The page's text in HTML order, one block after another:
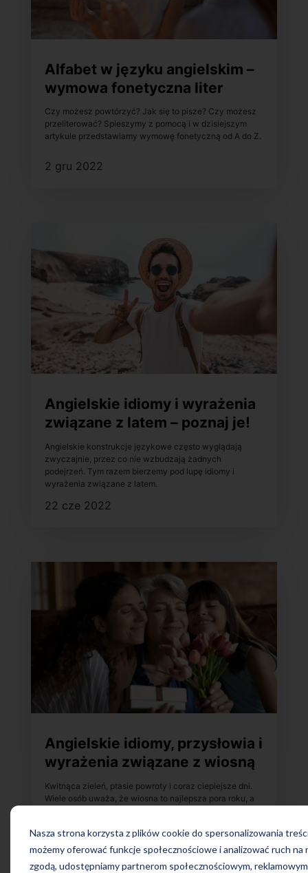
Nasza strona korzysta z plików cookie do spersonalizowania
możemy oferować funkcje społecznościowe i analizować ruch na
zgodą, udostępniamy partnerom społecznościowym,
Alfabet w języku angielskim –
wymowa fonetyczna liter
Czy możesz powtórzyć? Jak się to pisze? Czy możesz
przeliterować? Spieszymy z pomocą i w dzisiejszym
artykule przedstawiamy wymowę fonetyczną od A do Z.
2 gru 2022
Angielskie idiomy i wyrażenia
związane z latem – poznaj je!
Angielskie konstrukcje językowe często wyglądają
zwyczajnie, przez co nie wzbudzają żadnych
podejrzeń. Tym razem bierzemy pod lupę idiomy i
wyrażenia związane z latem.
22 cze 2022
Angielskie idiomy, przysłowia i
wyrażenia związane z wiosną
Kwitnąca zieleń, ptasie powroty i coraz cieplejsze dni.
Wiele osób uważa, że wiosna to najlepsza pora roku, a
przysłowia oraz wyrażenia.
5 kwi 2022